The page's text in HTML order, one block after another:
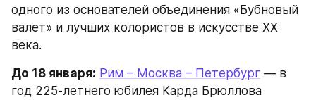
одного из основателей объединения «Бубновый
валет» и лучших колористов в искусстве XX
века.
До 18 января: Рим – Москва – Петербург — в
год 225-летнего юбилея Карда Брюллова